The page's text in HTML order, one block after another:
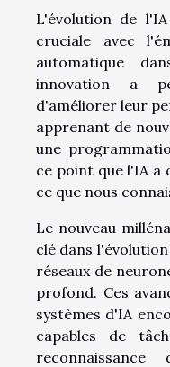
L'évolution de
cruciale avec
automatique
innovation a
d'améliorer leur
apprenant de
une
ce point que l'IA a
ce que nous
Le nouveau
clé dans
réseaux de
profond. Ces
systèmes d'IA
capables de